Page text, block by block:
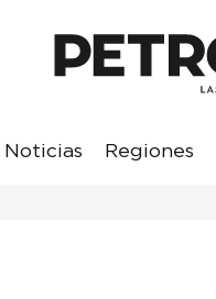
Noticias Regiones